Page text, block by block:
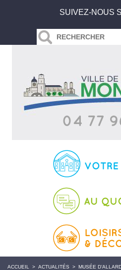
SUIVEZ-NOUS
ACCUEIL > ACTUALITÉS > MUSÉE